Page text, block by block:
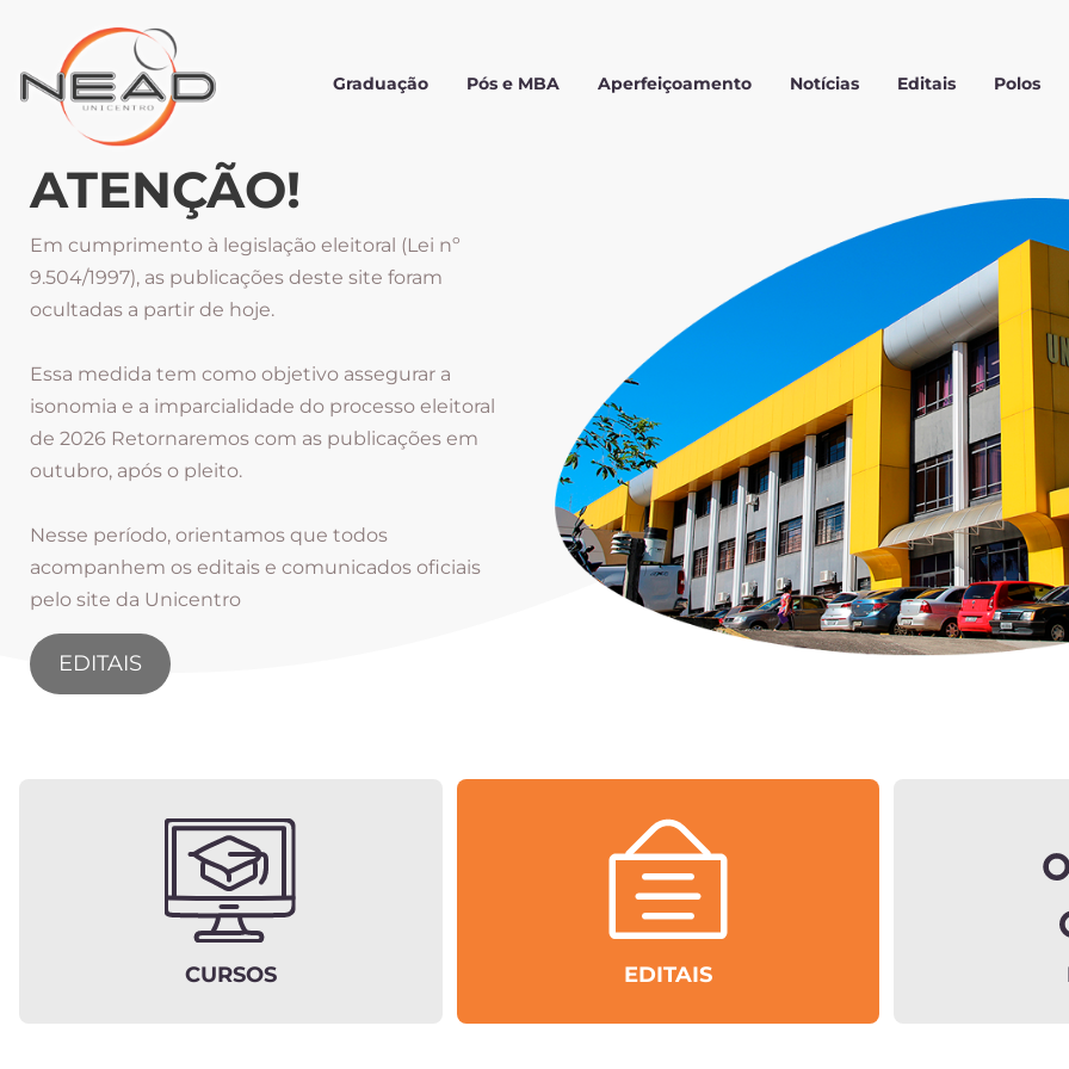
Graduação Pós e MBA Aperfeiçoamento Notícias Editais Polos
ATENÇÃO!
Em cumprimento à legislação eleitoral (Lei nº
9.504/1997), as publicações deste site foram
ocultadas a partir de hoje.
Essa medida tem como objetivo assegurar a
isonomia e a imparcialidade do processo eleitoral
de 2026 Retornaremos com as publicações em
outubro, após o pleito.
Nesse período, orientamos que todos
acompanhem os editais e comunicados oficiais
pelo site da Unicentro
EDITAIS
CURSOS EDITAIS